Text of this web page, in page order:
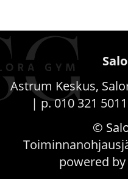
Astrum Keskus,
| p. 010 321
©
powered by